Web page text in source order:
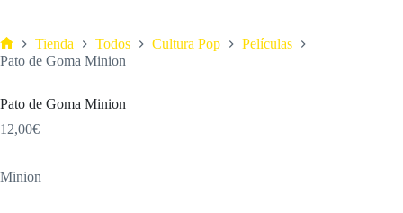
Tienda Todos Cultura Pop
Películas
Pato de Goma Minion
Pato de Goma Minion
12,00€
Minion